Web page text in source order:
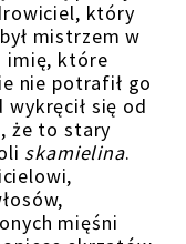
który
mistrzem w
imię, które
nie potrafił go
się od
że to stary
skamielina.
mięśni